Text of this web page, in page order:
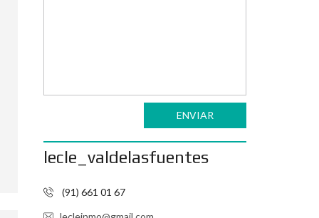
ENVIAR
lecle_valdelasfuentes
(91) 661 01 67